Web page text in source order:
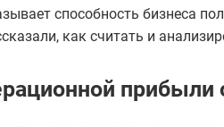
способность бизнеса
как считать и
прибыли